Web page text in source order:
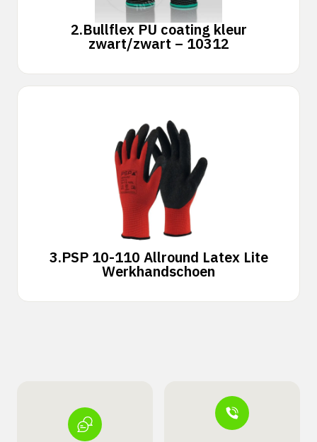
2.Bullflex PU coating kleur
zwart/zwart – 10312
3.PSP 10-110 Allround Latex Lite
Werkhandschoen